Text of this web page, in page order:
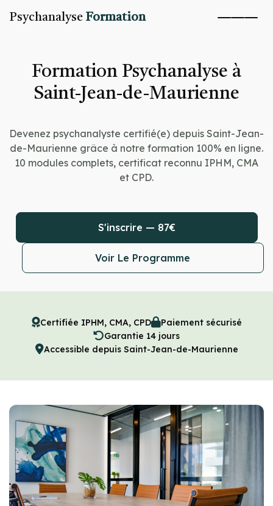
Psychanalyse Formation
Formation Psychanalyse à
Saint-Jean-de-Maurienne
Devenez psychanalyste certifié(e) depuis Saint-Jean-
de-Maurienne grâce à notre formation 100% en ligne.
10 modules complets, certificat reconnu IPHM, CMA
et CPD.
S'inscrire — 87€
Voir Le Programme
Certifiée IPHM, CMA, CPD
Paiement sécurisé
Garantie 14 jours
Accessible depuis Saint-Jean-de-Maurienne